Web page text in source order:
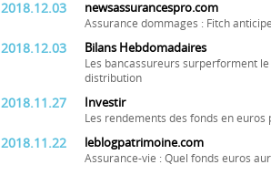
2018.12.03 newsassurancespro.com
Assurance dommages : Fitch
2018.12.03 Bilans Hebdomadaires
Les bancassureurs surperforment
distribution
2018.11.27 Investir
Les rendements des fonds en
2018.11.22 leblogpatrimoine.com
Assurance-vie : Quel fonds euros